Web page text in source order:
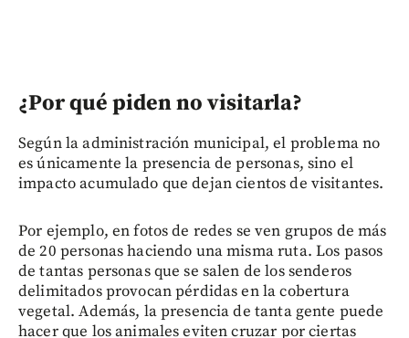
¿Por qué piden no visitarla?
Según la administración municipal, el problema no
es únicamente la presencia de personas, sino el
impacto acumulado que dejan cientos de visitantes.
Por ejemplo, en fotos de redes se ven grupos de más
de 20 personas haciendo una misma ruta. Los pasos
de tantas personas que se salen de los senderos
delimitados provocan pérdidas en la cobertura
vegetal. Además, la presencia de tanta gente puede
hacer que los animales eviten cruzar por ciertas